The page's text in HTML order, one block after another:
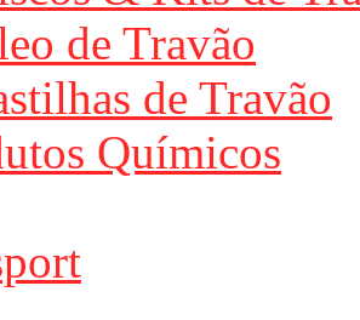
de Travão
de Travão
Químicos